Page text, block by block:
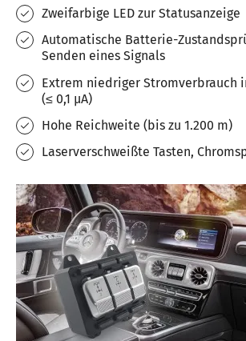
Zweifarbige LED zur Statusanzeige
Automatische Batterie-
Senden eines Signals
Extrem niedriger Stromverbrauch
(≤ 0,1 µA)
Hohe Reichweite (bis zu 1.200 m)
Laserverschweißte Tasten,